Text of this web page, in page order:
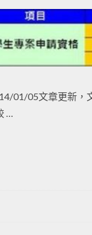
01/05文章更新，
…